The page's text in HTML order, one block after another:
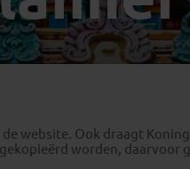
Georgië
(4)
IJsland(3)
Kosovo(1)
Litouwen(3)
Moldavië
website. Ook draagt
worden, daarvoor